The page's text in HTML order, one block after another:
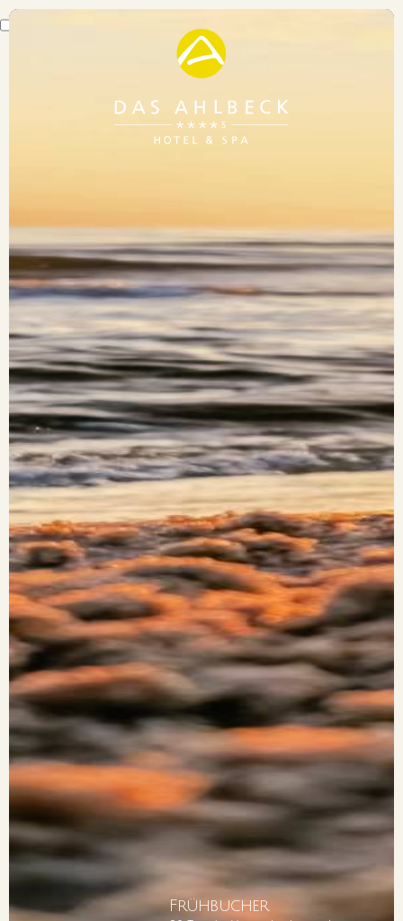
Frühbucher